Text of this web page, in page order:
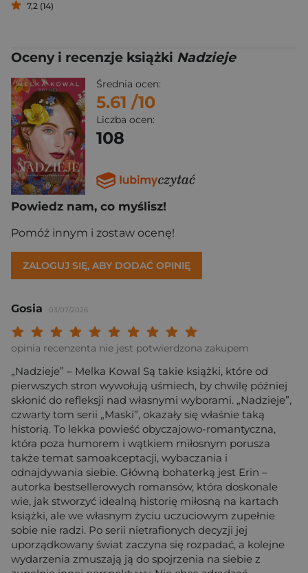
7,2 (14)
Oceny i recenzje książki Nadzieje
Średnia ocen:
5.61 /10
Liczba ocen:
108
Powiedz nam, co myślisz!
Pomóż innym i zostaw ocenę!
ZALOGUJ SIĘ, ABY DODAĆ OPINIĘ
Gosia 03/07/2026
Twoja ocena:
Twoja ocena: Wybitna 9/
Twoja ocena: Rewelacyjna 8/
Twoja ocena: Bardzo dobra 7/10"
Twoja ocena: Dobra 6/10"
Twoja ocena: Przeciętna 5/10"
Twoja ocena: Może być 4/10"
Twoja ocena: Słaba 3/10"
Twoja ocena: Bardzo słaba 2/10"
Twoja ocena: Beznadziejna 1/10"
opinia recenzenta nie jest potwierdzona zakupem
„Nadzieje” – Melka Kowal Są takie książki, które od
pierwszych stron wywołują uśmiech, by chwilę później
skłonić do refleksji nad własnymi wyborami. „Nadzieje”,
czwarty tom serii „Maski”, okazały się właśnie taką
historią. To lekka powieść obyczajowo-romantyczna,
która poza humorem i wątkiem miłosnym porusza
także temat samoakceptacji, wybaczania i
odnajdywania siebie. Główną bohaterką jest Erin –
autorka bestsellerowych romansów, która doskonale
wie, jak stworzyć idealną historię miłosną na kartach
książki, ale we własnym życiu uczuciowym zupełnie
sobie nie radzi. Po serii nietrafionych decyzji jej
uporządkowany świat zaczyna się rozpadać, a kolejne
wydarzenia zmuszają ją do spojrzenia na siebie z